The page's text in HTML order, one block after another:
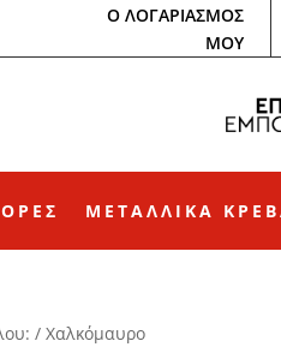
Ο ΛΟΓΑΡΙΑΣΜΟΣ
ΜΟΥ
ΜΕΤΑΛΛΙΚΑ
/ Χαλκόμαυρο